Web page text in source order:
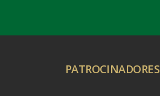
PATROCINADORES